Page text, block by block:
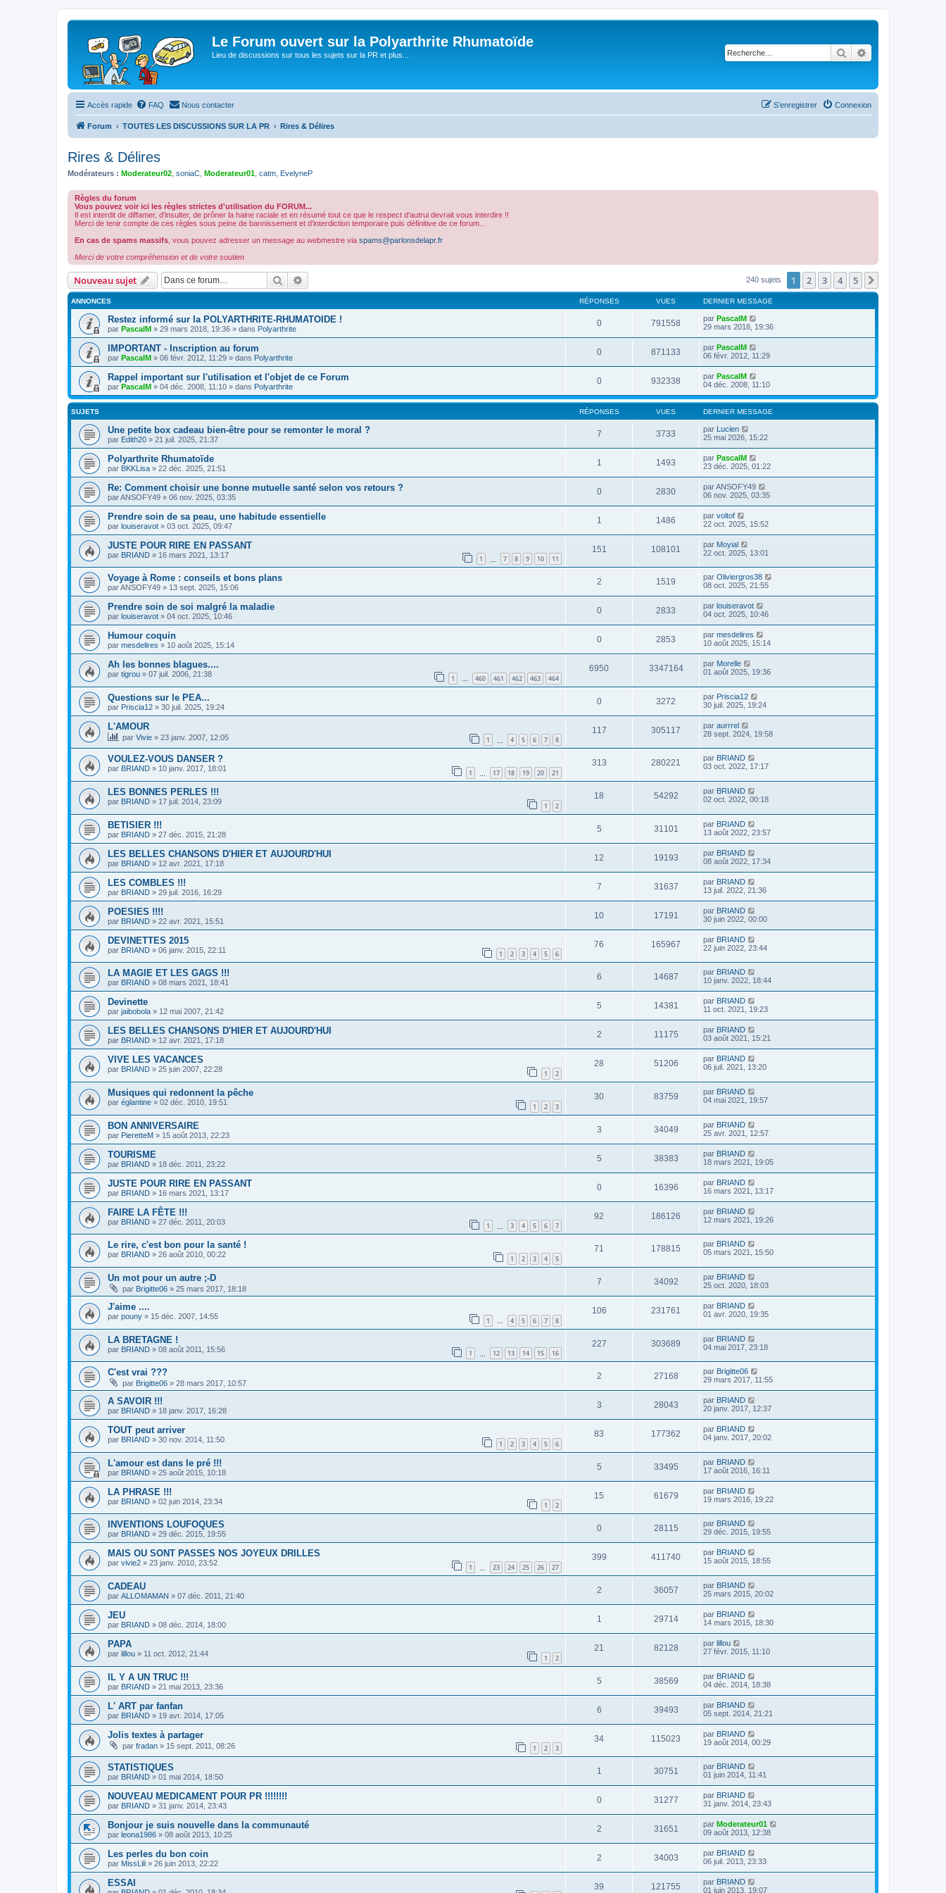
Le Forum ouvert sur la Polyarthrite Rhumatoïde
Lieu de discussions sur tous les sujets sur la PR et plus... Rechercher
Accès rapide FAQ Nous contacter Connexion
S’enregistrer
Forum TOUTES LES DISCUSSIONS SUR LA PR Rires & Délires
Rires & Délires
Modérateurs : Moderateur02 soniaC Moderateur01 catm EvelyneP
Règles du forum
Vous pouvez voir ici les règles strictes d'utilisation du FORUM...
Il est interdit de diffamer, d'insulter, de prôner la haine raciale et en résumé tout ce que le respect d'autrui devrait vous interdire !!
Merci de tenir compte de ces règles sous peine de bannissement et d'interdiction temporaire puis définitive de ce forum...
En cas de spams massifs , vous pouvez adresser un message au webmestre via spams@parlonsdelapr.fr
Merci de votre compréhension et de votre soutien
Nouveau sujet Rechercher 240 sujets 1 2 3 4 5
ANNONCES RÉPONSES VUES DERNIER MESSAGE
Restez informé sur la POLYARTHRITE-RHUMATOIDE !
par PascalM » 29 mars 2018, 19:36 » dans Polyarthrite
0 791558 par PascalM
29 mars 2018, 19:36
IMPORTANT - Inscription au forum
par PascalM » 06 févr. 2012, 11:29 » dans Polyarthrite
0 871133 par PascalM
06 févr. 2012, 11:29
Rappel important sur l'utilisation et l'objet de ce Forum
par PascalM » 04 déc. 2008, 11:10 » dans Polyarthrite
0 932338 par PascalM
04 déc. 2008, 11:10
SUJETS RÉPONSES VUES DERNIER MESSAGE
Une petite box cadeau bien-être pour se remonter le moral ?
par Edith20 » 21 juil. 2025, 21:37
7 3733 par Lucien
25 mai 2026, 15:22
Polyarthrite Rhumatoïde
par BKKLisa » 22 déc. 2025, 21:51
1 1493 par PascalM
23 déc. 2025, 01:22
Re: Comment choisir une bonne mutuelle santé selon vos retours ?
parANSOFY49 » 06 nov. 2025, 03:35
0 2830 parANSOFY49
06 nov. 2025, 03:35
Prendre soin de sa peau, une habitude essentielle
par louiseravot » 03 oct. 2025, 09:47
1 1486 par voltof
22 oct. 2025, 15:52
JUSTE POUR RIRE EN PASSANT
par BRIAND » 16 mars 2021, 13:17 1 7 8 9 10 11
151 108101 par Moyial
22 oct. 2025, 13:01
Voyage à Rome : conseils et bons plans
parANSOFY49 » 13 sept. 2025, 15:06
2 1519 par Oliviergros38
08 oct. 2025, 21:55
Prendre soin de soi malgré la maladie
par louiseravot » 04 oct. 2025, 10:46
0 2833 par louiseravot
04 oct. 2025, 10:46
Humour coquin
par mesdelires » 10 août 2025, 15:14
0 2853 par mesdelires
10 août 2025, 15:14
Ah les bonnes blagues....
par tigrou » 07 juil. 2006, 21:38 1 … 460 461 462 463 464
6950 3347164 par Morelle
01 août 2025, 19:36
Questions sur le PEA...
par Priscia12 » 30 juil. 2025, 19:24
0 3272 par Priscia12
30 juil. 2025, 19:24
L'AMOUR
par Vivie » 23 janv. 2007, 12:05 1 4 5 6 7 8
117 305117 par aurrrel
28 sept. 2024, 19:58
VOULEZ-VOUS DANSER ?
par BRIAND » 10 janv. 2017, 18:01 1 17 18 19 20 21
313 280221 par BRIAND
03 oct. 2022, 17:17
LES BONNES PERLES !!!
par BRIAND » 17 juil. 2014, 23:09 1 2
18 54292 par BRIAND
02 oct. 2022, 00:18
BETISIER !!!
par BRIAND » 27 déc. 2015, 21:28
5 31101 par BRIAND
13 août 2022, 23:57
LES BELLES CHANSONS D'HIER ET AUJOURD'HUI
par BRIAND » 12 avr. 2021, 17:18
12 19193 par BRIAND
08 août 2022, 17:34
LES COMBLES !!!
par BRIAND » 29 juil. 2016, 16:29
7 31637 par BRIAND
13 juil. 2022, 21:36
POESIES !!!!
par BRIAND » 22 avr. 2021, 15:51
10 17191 par BRIAND
30 juin 2022, 00:00
DEVINETTES 2015
par BRIAND » 06 janv. 2015, 22:11 1 2 3 4 5 6
76 165967 par BRIAND
22 juin 2022, 23:44
LA MAGIE ET LES GAGS !!!
par BRIAND » 08 mars 2021, 18:41
6 14687 par BRIAND
10 janv. 2022, 18:44
Devinette
par jaibobola » 12 mai 2007, 21:42
5 14381 par BRIAND
11 oct. 2021, 19:23
LES BELLES CHANSONS D'HIER ET AUJOURD'HUI
par BRIAND » 12 avr. 2021, 17:18
2 11175 par BRIAND
03 août 2021, 15:21
VIVE LES VACANCES
par BRIAND » 25 juin 2007, 22:28 1 2
28 51206 par BRIAND
06 juil. 2021, 13:20
Musiques qui redonnent la pêche
par églantine » 02 déc. 2010, 19:51 1 2 3
30 83759 par BRIAND
04 mai 2021, 19:57
BON ANNIVERSAIRE
par PieretteM » 15 août 2013, 22:23
3 34049 par BRIAND
25 avr. 2021, 12:57
TOURISME
par BRIAND » 18 déc. 2011, 23:22
5 38383 par BRIAND
18 mars 2021, 19:05
JUSTE POUR RIRE EN PASSANT
par BRIAND » 16 mars 2021, 13:17
0 16396 par BRIAND
16 mars 2021, 13:17
FAIRE LA FÊTE !!!
par BRIAND » 27 déc. 2011, 20:03 1 3 4 5 6 7
92 186126 par BRIAND
12 mars 2021, 19:26
Le rire, c'est bon pour la santé !
par BRIAND » 26 août 2010, 00:22 1 2 3 4 5
71 178815 par BRIAND
05 mars 2021, 15:50
Un mot pour un autre ;-D
par Brigitte06 » 25 mars 2017, 18:18
7 34092 par BRIAND
25 oct. 2020, 18:03
J'aime ....
par pouny » 15 déc. 2007, 14:55 1 … 4 5 6 7 8
106 231761 par BRIAND
01 avr. 2020, 19:35
LA BRETAGNE !
par BRIAND » 08 août 2011, 15:56 1 12 13 14 15 16
227 303689 par BRIAND
04 mai 2017, 23:18
C'est vrai ???
par Brigitte06 » 28 mars 2017, 10:57
2 27168 par Brigitte06
29 mars 2017, 11:55
A SAVOIR !!!
par BRIAND » 18 janv. 2017, 16:28
3 28043 par BRIAND
20 janv. 2017, 12:37
TOUT peut arriver
par BRIAND » 30 nov. 2014, 11:50 1 2 3 4 5 6
83 177362 par BRIAND
04 janv. 2017, 20:02
L'amour est dans le pré !!!
par BRIAND » 25 août 2015, 10:18
5 33495 par BRIAND
17 août 2016, 16:11
LA PHRASE !!!
par BRIAND » 02 juin 2014, 23:34 1 2
15 61679 par BRIAND
19 mars 2016, 19:22
INVENTIONS LOUFOQUES
par BRIAND » 29 déc. 2015, 19:55
0 28115 par BRIAND
29 déc. 2015, 19:55
MAIS OU SONT PASSES NOS JOYEUX DRILLES
par vivie2 » 23 janv. 2010, 23:52 1 23 24 25 26 27
399 411740 par BRIAND
15 août 2015, 18:55
CADEAU
par ALLOMAMAN » 07 déc. 2011, 21:40
2 36057 par BRIAND
25 mars 2015, 20:02
JEU
par BRIAND » 08 déc. 2014, 18:00
1 29714 par BRIAND
14 mars 2015, 18:30
PAPA
par lillou » 11 oct. 2012, 21:44 1 2
21 82128 par lillou
27 févr. 2015, 11:10
IL Y A UN TRUC !!!
par BRIAND » 21 mai 2013, 23:36
5 38569 par BRIAND
04 déc. 2014, 18:38
L' ART par fanfan
par BRIAND » 19 avr. 2014, 17:05
6 39493 par BRIAND
05 sept. 2014, 21:21
Jolis textes à partager
par fradan » 15 sept. 2011, 08:26 1 2 3
34 115023 par BRIAND
19 août 2014, 00:29
STATISTIQUES
par BRIAND » 01 mai 2014, 18:50
1 30751 par BRIAND
01 juin 2014, 11:41
NOUVEAU MEDICAMENT POUR PR !!!!!!!!
par BRIAND » 31 janv. 2014, 23:43
0 31277 par BRIAND
31 janv. 2014, 23:43
Bonjour je suis nouvelle dans la communauté
par leona1986 » 08 août 2013, 10:25
2 31651 par Moderateur01
09 août 2013, 12:38
Les perles du bon coin
par MissLili » 26 juin 2013, 22:22
2 34003 par BRIAND
06 juil. 2013, 23:33
ESSAI 39 121755 par BRIAND
01 juin 2013, 19:07